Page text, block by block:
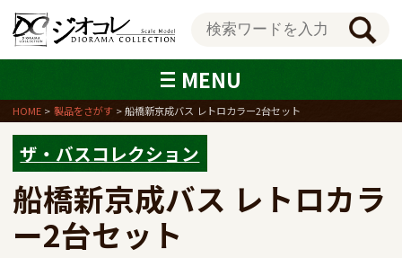
MENU
HOME 製品をさがす 船橋新京成バス レトロカラー2台セット
ザ・バスコレクション
船橋新京成バス レトロカラ
ー2台セット